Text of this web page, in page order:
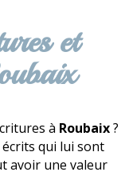
et
à Roubaix?
écrits qui lui sont
avoir une valeur